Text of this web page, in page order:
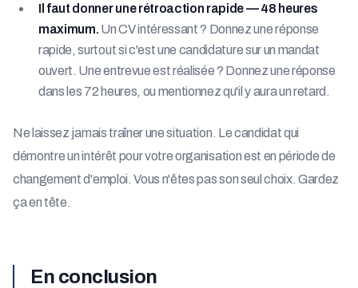
Il faut donner une rétroaction rapide — 48 heures
maximum. Un CV intéressant ? Donnez une réponse
rapide, surtout si c'est une candidature sur un mandat
ouvert. Une entrevue est réalisée ? Donnez une réponse
dans les 72 heures, ou mentionnez qu'il y aura un retard.
Ne laissez jamais traîner une situation. Le candidat qui
démontre un intérêt pour votre organisation est en période de
changement d'emploi. Vous n'êtes pas son seul choix. Gardez
ça en tête.
En conclusion